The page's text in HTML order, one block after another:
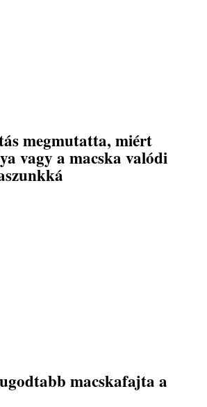
megmutatta, miért
vagy a macska valódi
macskafajta a